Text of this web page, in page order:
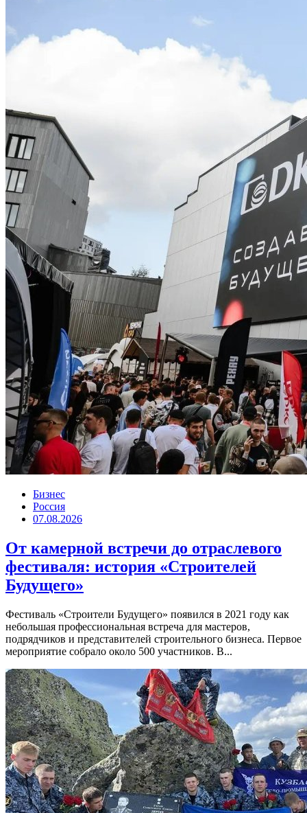
Бизнес
Россия
07.08.2026
От камерной встречи до отраслевого
фестиваля: история «Строителей
Будущего»
Фестиваль «Строители Будущего» появился в 2021 году как
небольшая профессиональная встреча для мастеров,
подрядчиков и представителей строительного бизнеса. Первое
мероприятие собрало около 500 участников. В...